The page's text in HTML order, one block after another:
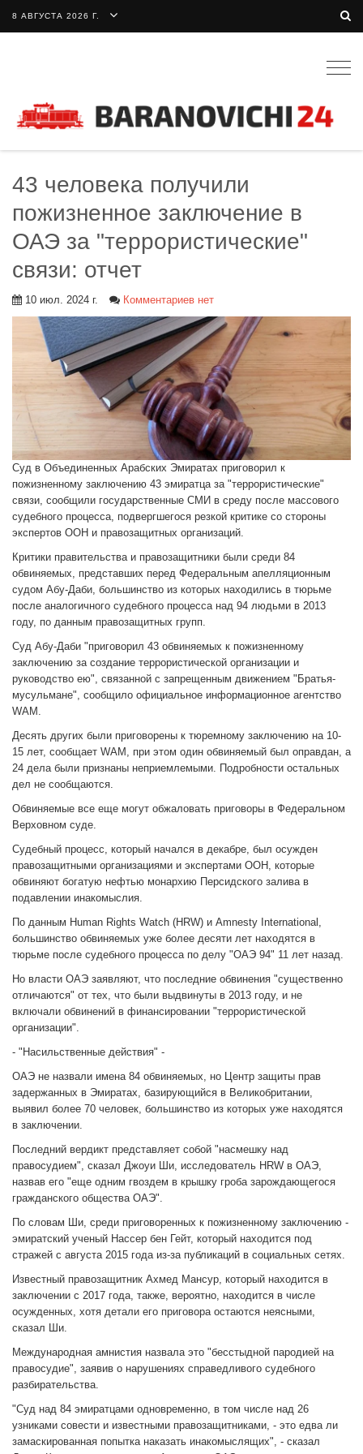
8 АВГУСТА 2026 Г.
43 человека получили
пожизненное заключение в
ОАЭ за "террористические"
связи: отчет
10 июл. 2024 г. Комментариев нет
Суд в Объединенных Арабских Эмиратах приговорил к
пожизненному заключению 43 эмиратца за "террористические"
связи, сообщили государственные СМИ в среду после массового
судебного процесса, подвергшегося резкой критике со стороны
экспертов ООН и правозащитных организаций.
Критики правительства и правозащитники были среди 84
обвиняемых, представших перед Федеральным апелляционным
судом Абу-Даби, большинство из которых находились в тюрьме
после аналогичного судебного процесса над 94 людьми в 2013
году, по данным правозащитных групп.
Суд Абу-Даби "приговорил 43 обвиняемых к пожизненному
заключению за создание террористической организации и
руководство ею", связанной с запрещенным движением "Братья-
мусульмане", сообщило официальное информационное агентство
WAM.
Десять других были приговорены к тюремному заключению на 10-
15 лет, сообщает WAM, при этом один обвиняемый был оправдан, а
24 дела были признаны неприемлемыми. Подробности остальных
дел не сообщаются.
Обвиняемые все еще могут обжаловать приговоры в Федеральном
Верховном суде.
Судебный процесс, который начался в декабре, был осужден
правозащитными организациями и экспертами ООН, которые
обвиняют богатую нефтью монархию Персидского залива в
подавлении инакомыслия.
По данным Human Rights Watch (HRW) и Amnesty International,
большинство обвиняемых уже более десяти лет находятся в
тюрьме после судебного процесса по делу "ОАЭ 94" 11 лет назад.
Но власти ОАЭ заявляют, что последние обвинения "существенно
отличаются" от тех, что были выдвинуты в 2013 году, и не
включали обвинений в финансировании "террористической
организации".
- "Насильственные действия" -
ОАЭ не назвали имена 84 обвиняемых, но Центр защиты прав
задержанных в Эмиратах, базирующийся в Великобритании,
выявил более 70 человек, большинство из которых уже находятся
в заключении.
Последний вердикт представляет собой "насмешку над
правосудием", сказал Джоуи Ши, исследователь HRW в ОАЭ,
назвав его "еще одним гвоздем в крышку гроба зарождающегося
гражданского общества ОАЭ".
По словам Ши, среди приговоренных к пожизненному заключению -
эмиратский ученый Нассер бен Гейт, который находится под
стражей с августа 2015 года из-за публикаций в социальных сетях.
Известный правозащитник Ахмед Мансур, который находится в
заключении с 2017 года, также, вероятно, находится в числе
осужденных, хотя детали его приговора остаются неясными,
сказал Ши.
Международная амнистия назвала это "бесстыдной пародией на
правосудие", заявив о нарушениях справедливого судебного
разбирательства.
"Суд над 84 эмиратцами одновременно, в том числе над 26
узниками совести и известными правозащитниками, - это едва ли
замаскированная попытка наказать инакомыслящих", - сказал